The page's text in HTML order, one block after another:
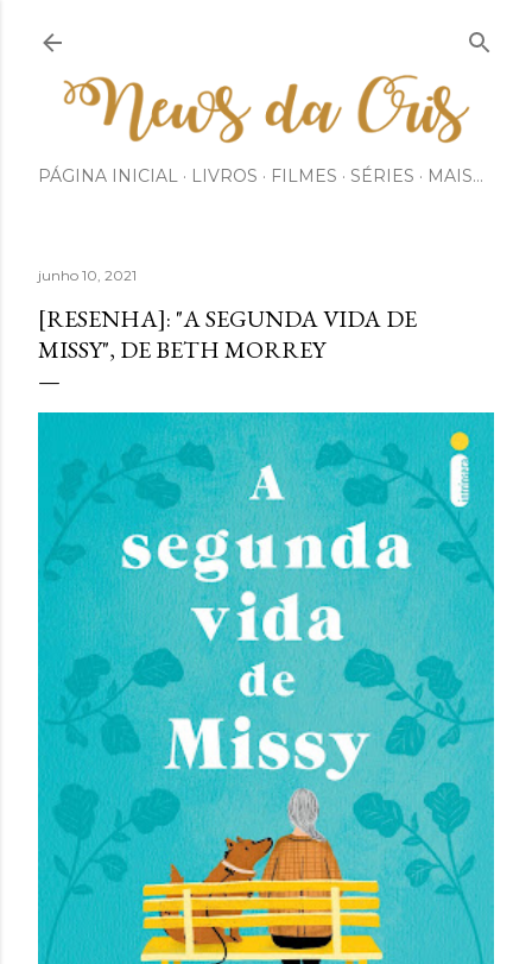
PÁGINA INICIAL LIVROS FILMES SÉRIES MAIS…
junho 10, 2021
[RESENHA]: "A SEGUNDA VIDA DE
MISSY", DE BETH MORREY